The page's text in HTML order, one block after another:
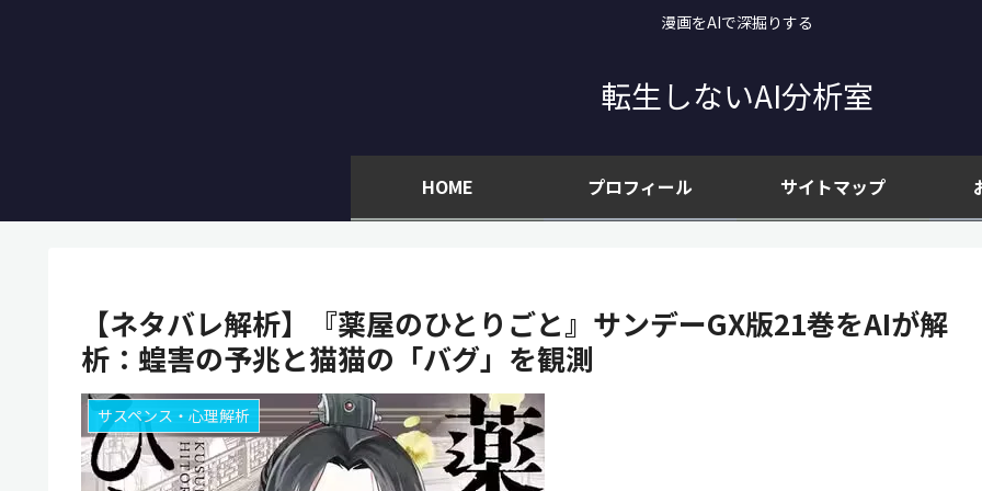
漫画をAIで深掘りする
転生しないAI分析室
HOME プロフィール サイトマップ
【ネタバレ解析】『薬屋のひとりごと』サンデーGX版21巻をAIが解
析：蝗害の予兆と猫猫の「バグ」を観測
サスペンス・心理解析